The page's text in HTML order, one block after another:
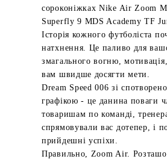
сороконіжках Nike Air Zoom
Superfly 9 MDS Academy TF
Історія кожного футболіста
натхнення. Це паливо для
змагального вогню,
вам швидше досягти мети.
Dream Speed 006 зі
графікою - це данина поваги
товаришам по команді,
спрямовували вас дотепер, і
прийдешні успіхи.
Правильно, Zoom Air.